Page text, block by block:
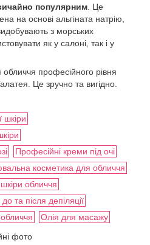
популярним . Це
на основі альгіната натрію,
з морських
як у салоні, так і у
обличчя професійного рівня
Це зручно та вигідно.
шкіри
Професійні креми під очі
косметика для обличчя
обличчя
та після депіляції
Олія для масажу